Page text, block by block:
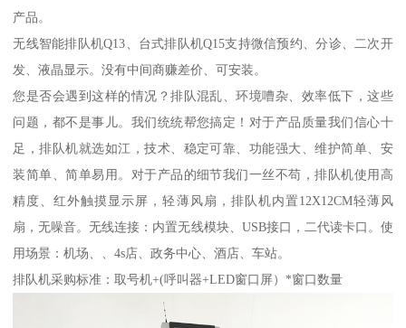
产品。
无线智能排队机Q13、台式排队机Q15支持微信预约、分诊、二次开
发、液晶显示。没有中间商赚差价、可安装。
您是否会遇到这样的情况？排队混乱、环境嘈杂、效率低下，这些
问题，都不是事儿。我们统统帮您搞定！对于产品质量我们信心十
足，排队机就选如江，技术、稳定可靠、功能强大、维护简单、安
装简单、简单易用。对于产品的细节我们一丝不苟，排队机使用高
精度、红外触摸显示屏，轻薄风扇，排队机内置12X12CM轻薄风
扇，无噪音。无线连接：内置无线模块、USB接口，二代读卡口。使
用场景：机场、、4s店、政务中心、酒店、车站。
排队机采购标准：取号机+(呼叫器+LED窗口屏）*窗口数量